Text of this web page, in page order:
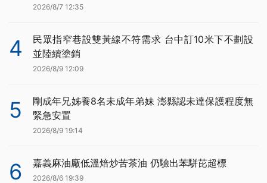
2026/8/7 12:35
4
民眾指窄巷設雙黃線不符需求 台中訂10米下不劃設
並陸續塗銷
2026/8/9 12:09
5
剛成年兄姊養8名未成年弟妹 澎縣認未達保護程度無
緊急安置
2026/8/9 19:14
6 嘉義麻油廠低溫焙炒苦茶油 仍驗出苯駢芘超標
2026/8/6 19:39